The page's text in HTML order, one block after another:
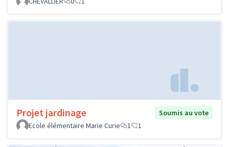
Projet jardinage
Soumis au vote
Ecole élémentaire Marie Curie
1 1